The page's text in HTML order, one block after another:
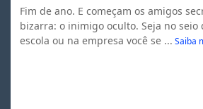
Fim de ano. E começam os amigos
bizarra: o inimigo oculto. Seja no seio
escola ou na empresa você se ... Saiba